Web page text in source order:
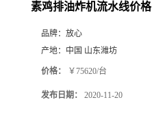
素鸡排油炸机流水线价格
品牌： 放心
产地： 中国 山东潍坊
价格： ￥75620/台
发布日期： 2020-11-20